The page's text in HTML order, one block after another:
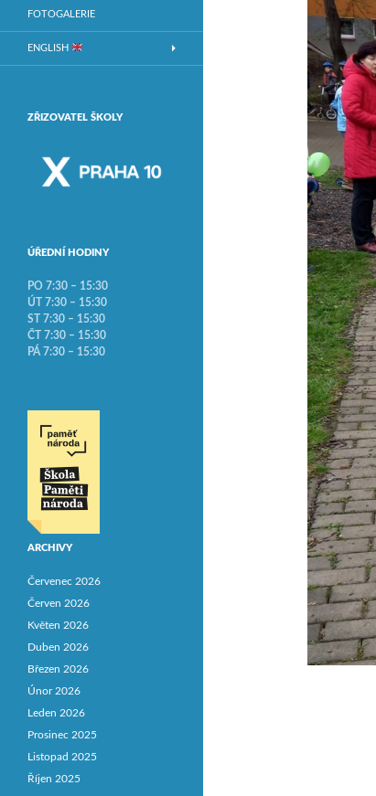
FOTOGALERIE
ENGLISH
ZŘIZOVATEL ŠKOLY
ÚŘEDNÍ HODINY
PO 7:30 – 15:30
ÚT 7:30 – 15:30
ST 7:30 – 15:30
ČT 7:30 – 15:30
PÁ 7:30 – 15:30
ARCHIVY
Červenec 2026
Červen 2026
Květen 2026
Duben 2026
Březen 2026
Únor 2026
Leden 2026
Prosinec 2025
Listopad 2025
Říjen 2025